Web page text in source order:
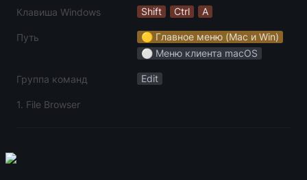
Клавиша Windows Shift Ctrl A
Путь
🟡 Главное меню (Mac и Win)
⚪️ Меню клиента macOS
Группа команд Edit
1. File Browser